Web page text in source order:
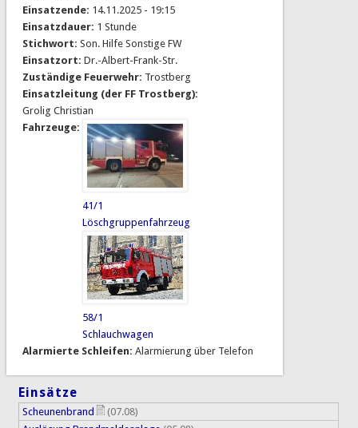
Einsatzende: 14.11.2025 - 19:15
Einsatzdauer: 1 Stunde
Stichwort: Son. Hilfe Sonstige FW
Einsatzort: Dr.-Albert-Frank-Str.
Zuständige Feuerwehr: Trostberg
Einsatzleitung (der FF Trostberg):
Grolig Christian
Fahrzeuge:
41/1
Löschgruppenfahrzeug
58/1
Schlauchwagen
Alarmierte Schleifen: Alarmierung über Telefon
Einsätze
Scheunenbrand
(07.08)